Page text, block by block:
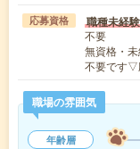
応募資格 職種未経
不要
無資格・
不要です▽
職場の雰囲気
年齢層